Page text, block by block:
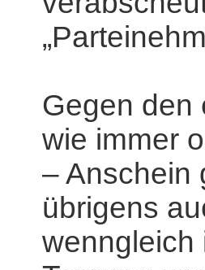
Gegen den
wie immer
‒ Anschein
übrigens
wenngleich